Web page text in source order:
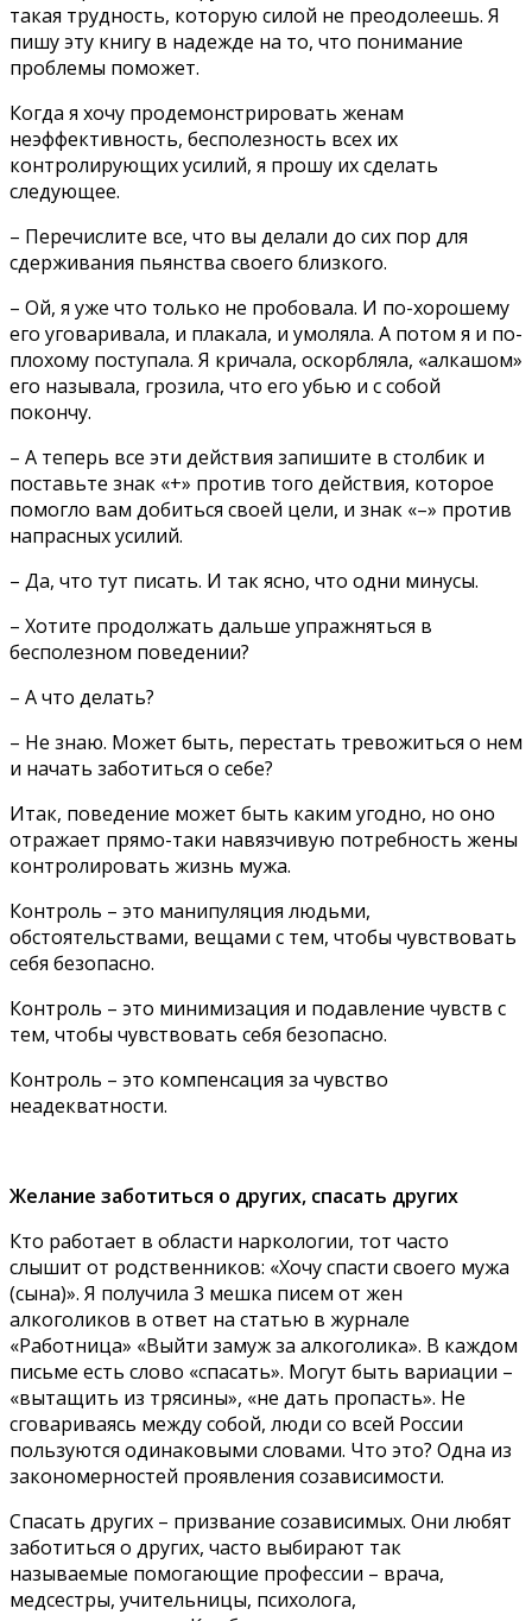
такая трудность, которую силой не преодолеешь. Я
пишу эту книгу в надежде на то, что понимание
проблемы поможет.
Когда я хочу продемонстрировать женам
неэффективность, бесполезность всех их
контролирующих усилий, я прошу их сделать
следующее.
– Перечислите все, что вы делали до сих пор для
сдерживания пьянства своего близкого.
– Ой, я уже что только не пробовала. И по-хорошему
его уговаривала, и плакала, и умоляла. А потом я и по-
плохому поступала. Я кричала, оскорбляла, «алкашом»
его называла, грозила, что его убью и с собой
покончу.
– А теперь все эти действия запишите в столбик и
поставьте знак «+» против того действия, которое
помогло вам добиться своей цели, и знак «–» против
напрасных усилий.
– Да, что тут писать. И так ясно, что одни минусы.
– Хотите продолжать дальше упражняться в
бесполезном поведении?
– А что делать?
– Не знаю. Может быть, перестать тревожиться о нем
и начать заботиться о себе?
Итак, поведение может быть каким угодно, но оно
отражает прямо-таки навязчивую потребность жены
контролировать жизнь мужа.
Контроль – это манипуляция людьми,
обстоятельствами, вещами с тем, чтобы чувствовать
себя безопасно.
Контроль – это минимизация и подавление чувств с
тем, чтобы чувствовать себя безопасно.
Контроль – это компенсация за чувство
неадекватности.
Желание заботиться о других, спасать других
Кто работает в области наркологии, тот часто
слышит от родственников: «Хочу спасти своего мужа
(сына)». Я получила 3 мешка писем от жен
алкоголиков в ответ на статью в журнале
«Работница» «Выйти замуж за алкоголика». В каждом
письме есть слово «спасать». Могут быть вариации –
«вытащить из трясины», «не дать пропасть». Не
сговариваясь между собой, люди со всей России
пользуются одинаковыми словами. Что это? Одна из
закономерностей проявления созависимости.
Спасать других – призвание созависимых. Они любят
заботиться о других, часто выбирают так
называемые помогающие профессии – врача,
медсестры, учительницы, психолога,